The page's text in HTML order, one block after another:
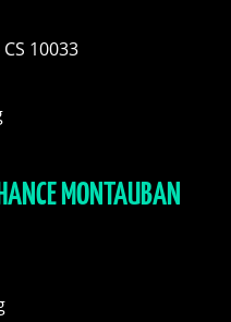
10033
MONTAUBAN